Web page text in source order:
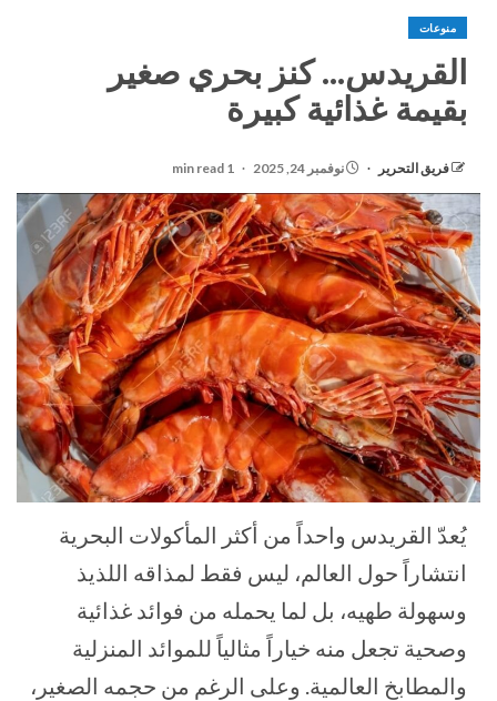
منوعات
القريدس… كنز بحري صغير
بقيمة غذائية كبيرة
فريق التحرير نوفمبر 24, 2025 1 min read
يُعدّ القريدس واحداً من أكثر المأكولات البحرية
انتشاراً حول العالم، ليس فقط لمذاقه اللذيذ
وسهولة طهيه، بل لما يحمله من فوائد غذائية
وصحية تجعل منه خياراً مثالياً للموائد المنزلية
والمطابخ العالمية. وعلى الرغم من حجمه الصغير،